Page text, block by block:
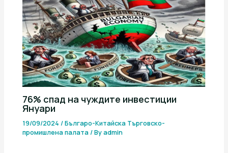
76% спад на чуждите инвестиции
Януари
19/09/2024 /Българо-Китайска Търговско-
промишлена палaта / Byadmin